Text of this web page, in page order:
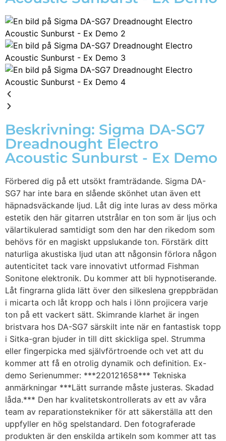
Beskrivning: Sigma DA-SG7
Dreadnought Electro
Acoustic Sunburst - Ex Demo
Förbered dig på ett utsökt framträdande. Sigma DA-
SG7 har inte bara en slående skönhet utan även ett
häpnadsväckande ljud. Låt dig inte luras av dess mörka
estetik den här gitarren utstrålar en ton som är ljus och
välartikulerad samtidigt som den har den rikedom som
behövs för en magiskt uppslukande ton. Förstärk ditt
naturliga akustiska ljud utan att någonsin förlora någon
autenticitet tack vare innovativt utformad Fishman
Sonitone elektronik. Du kommer att bli hypnotiserande.
Låt fingrarna glida lätt över den silkeslena greppbrädan
i micarta och låt kropp och hals i lönn projicera varje
ton på ett vackert sätt. Skimrande klarhet är ingen
bristvara hos DA-SG7 särskilt inte när en fantastisk topp
i Sitka-gran bjuder in till ditt skickliga spel. Strumma
eller fingerpicka med självförtroende och vet att du
kommer att få en otrolig dynamik och definition. Ex-
demo Serienummer: ***220121658*** Tekniska
anmärkningar ***Lätt surrande måste justeras. Skadad
låda.*** Den har kvalitetskontrollerats av ett av våra
team av reparationstekniker för att säkerställa att den
uppfyller en hög spelstandard. Den fotograferade
produkten är den enskilda artikeln som kommer att tas